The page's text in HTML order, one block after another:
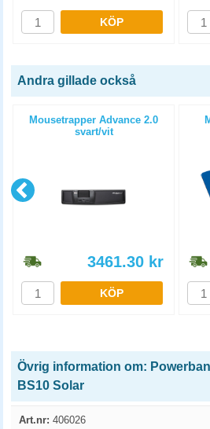
KÖP
Andra gillade också
Mousetrapper Advance 2.0
svart/vit
3461.30 kr
KÖP
Övrig information om:
BS10 Solar
Art.nr: 406026